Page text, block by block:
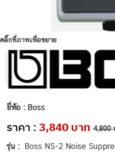
คลิ๊กที่ภาพเพื่อขยาย
ยี่ห้อ : Boss
ราคา :3,840 บาท 4,800
รุ่น :
Boss NS-2 Noise